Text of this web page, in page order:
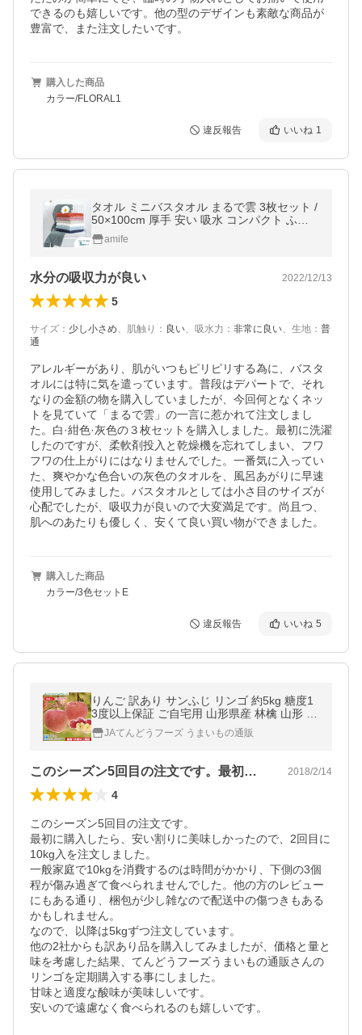
できるのも嬉しいです。他の型のデザインも素敵な商品が
豊富で、また注文したいです。
購入した商品
カラー/FLORAL1
違反報告 いいね 1
タオル ミニバスタオル まるで雲 3枚セット /
50×100cm 厚手 安い 吸水 コンパクト ふわ
ふわ 子供 セット バスタオル小さめ モチモチ
送料無料
amife
水分の吸収力が良い 2022/12/13
5
サイズ ： 少し小さめ、 肌触り ： 良い、 吸水力 ： 非常に良い、 生地 ： 普
通
アレルギーがあり、肌がいつもピリピリする為に、バスタ
オルには特に気を遣っています。普段はデパートで、それ
なりの金額の物を購入していましたが、今回何となくネッ
トを見ていて「まるで雲」の一言に惹かれて注文しまし
た。白·紺色·灰色の３枚セットを購入しました。最初に洗濯
したのですが、柔軟剤投入と乾燥機を忘れてしまい、フワ
フワの仕上がりにはなりませんでした。一番気に入ってい
た、爽やかな色合いの灰色のタオルを、風呂あがりに早速
使用してみました。バスタオルとしては小さ目のサイズが
心配でしたが、吸収力が良いので大変満足です。尚且つ、
肌へのあたりも優しく、安くて良い買い物ができました。
購入した商品
カラー/3色セットE
違反報告 いいね 5
りんご 訳あり サンふじ リンゴ 約5kg 糖度1
3度以上保証 ご自宅用 山形県産 林檎 山形 順
次出荷 送料無料(一部地域別途送料) 爆買
JAてんどうフーズ うまいもの通販
このシーズン5回目の注文です。最初に購… 2018/2/14
4
このシーズン5回目の注文です。
最初に購入したら、安い割りに美味しかったので、2回目に
10kg入を注文しました。
一般家庭で10kgを消費するのは時間がかかり、下側の3個
程が傷み過ぎて食べられませんでした。他の方のレビュー
にもある通り、梱包が少し雑なので配送中の傷つきもある
かもしれません。
なので、以降は5kgずつ注文しています。
他の2社からも訳あり品を購入してみましたが、価格と量と
味を考慮した結果、てんどうフーズうまいもの通販さんの
リンゴを定期購入する事にしました。
甘味と適度な酸味が美味しいです。
安いので遠慮なく食べられるのも嬉しいです。